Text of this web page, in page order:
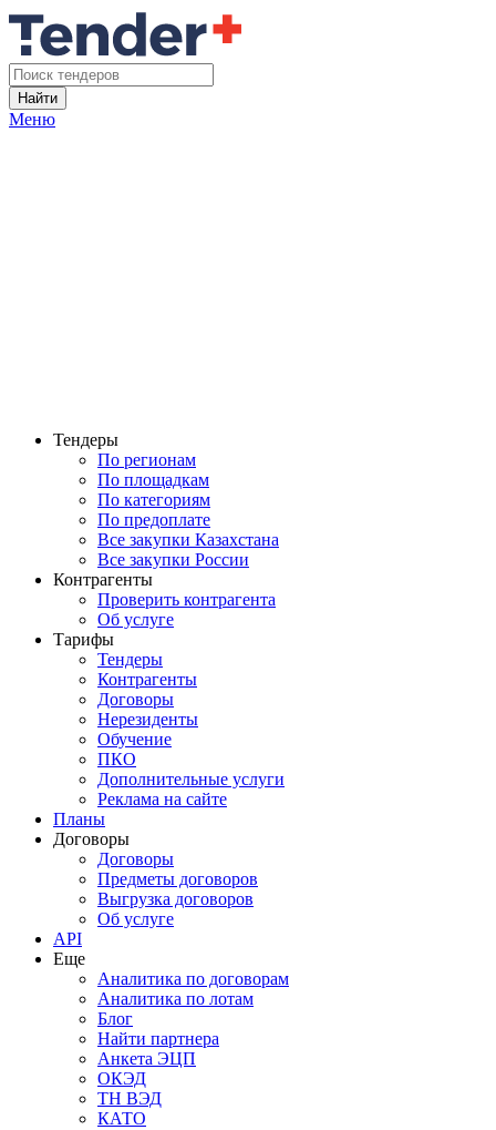
Найти
Меню
Тендеры
По регионам
По площадкам
По категориям
По предоплате
Все закупки Казахстана
Все закупки России
Контрагенты
Проверить контрагента
Об услуге
Тарифы
Тендеры
Контрагенты
Договоры
Нерезиденты
Обучение
ПКО
Дополнительные услуги
Реклама на сайте
Планы
Договоры
Договоры
Предметы договоров
Выгрузка договоров
Об услуге
API
Еще
Аналитика по договорам
Аналитика по лотам
Блог
Найти партнера
Анкета ЭЦП
ОКЭД
ТН ВЭД
КАТО